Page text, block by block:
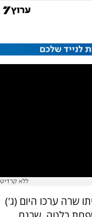
ללא קרדיט
שרה ערכו היום (ג')